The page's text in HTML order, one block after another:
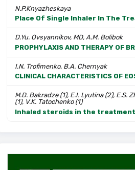
N.P.Knyazheskaya
Place Of Single Inhaler In The
D.Yu. Ovsyannikov, MD, A.M. Bolibok
PROPHYLAXIS AND THERAPY OF
I.N. Trofimenko, B.A. Chernyak
CLINICAL CHARACTERISTICS OF
M.D. Bakradze (1), E.I. Lyutina (2), E.S.
(1), V.K. Tatochenko (1)
Inhaled steroids in the